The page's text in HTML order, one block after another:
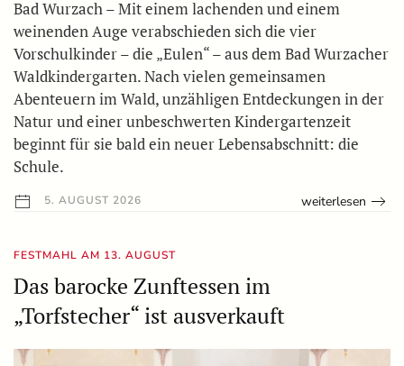
Bad Wurzach – Mit einem lachenden und einem
weinenden Auge verabschieden sich die vier
Vorschulkinder – die „Eulen“ – aus dem Bad Wurzacher
Waldkindergarten. Nach vielen gemeinsamen
Abenteuern im Wald, unzähligen Entdeckungen in der
Natur und einer unbeschwerten Kindergartenzeit
beginnt für sie bald ein neuer Lebensabschnitt: die
Schule.
5. AUGUST 2026 weiterlesen
FESTMAHL AM 13. AUGUST
Das barocke Zunftessen im
„Torfstecher“ ist ausverkauft